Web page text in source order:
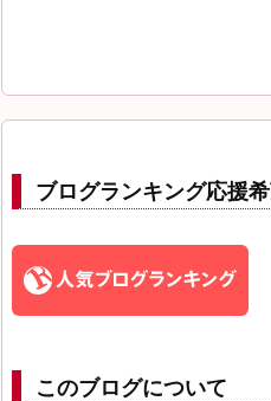
ブログランキング応援
このブログについて